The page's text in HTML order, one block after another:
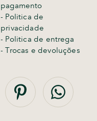
pagamento
- Politica de
privacidade
- Politica de entrega
-Trocas e devoluções